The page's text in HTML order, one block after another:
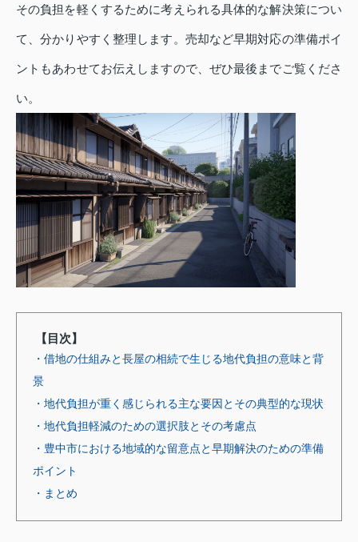
その負担を軽くするために考えられる具体的な解決策につい
て、分かりやすく整理します。売却など早期対応の準備ポイ
ントもあわせてお伝えしますので、ぜひ最後までご覧くださ
い。
【目次】
・借地の仕組みと長屋の相続で生じる地代負担の意味と背
景
・地代負担が重く感じられる主な要因とその典型的な現状
・地代負担軽減のための選択肢とその考慮点
・豊中市における地域的な留意点と早期解決のための準備
ポイント
・まとめ